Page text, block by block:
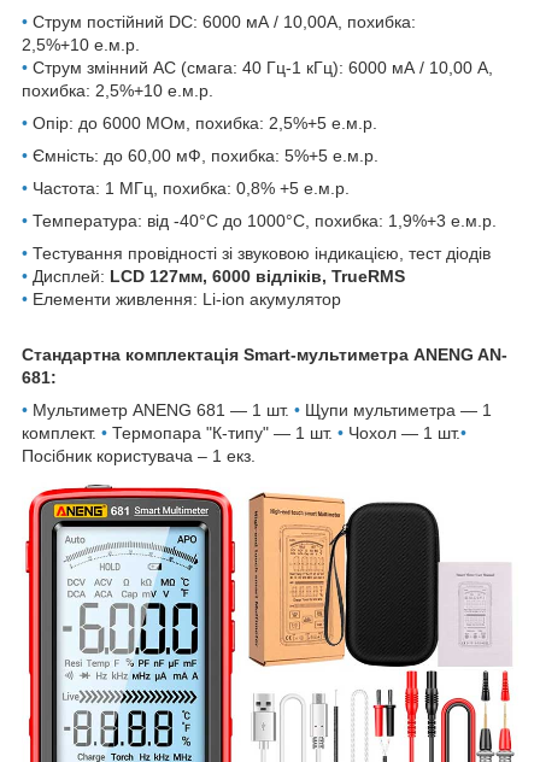
• Струм постійний DC: 6000 мА / 10,00А, похибка:
2,5%+10 е.м.р.
• Струм змінний АС (смага: 40 Гц-1 кГц): 6000 мА / 10,00 А,
похибка: 2,5%+10 е.м.р.
• Опір: до 6000 MОм, похибка: 2,5%+5 е.м.р.
• Ємність: до 60,00 мФ, похибка: 5%+5 е.м.р.
• Частота: 1 МГц, похибка: 0,8% +5 е.м.р.
• Температура: від -40°C до 1000°C, похибка: 1,9%+3 е.м.р.
• Тестування провідності зі звуковою індикацією, тест діодів
• Дисплей: LCD 127мм, 6000 відліків, TrueRMS
• Елементи живлення: Li-ion акумулятор
Стандартна комплектація Smart-мультиметра ANENG AN-
681:
• Мультиметр ANENG 681 — 1 шт. • Щупи мультиметра — 1
комплект. • Термопара "К-типу" — 1 шт. • Чохол — 1 шт.•
Посібник користувача – 1 екз.